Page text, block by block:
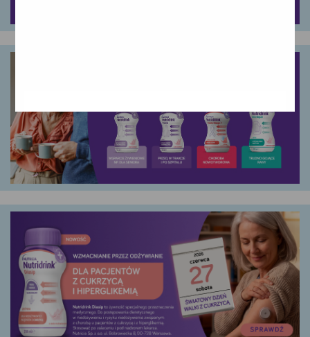
Google
YouTube
Teads
Akceptuję
wszystkie
Zapisuję moje
wybory
Odrzucam wszystkie
dobrowolne